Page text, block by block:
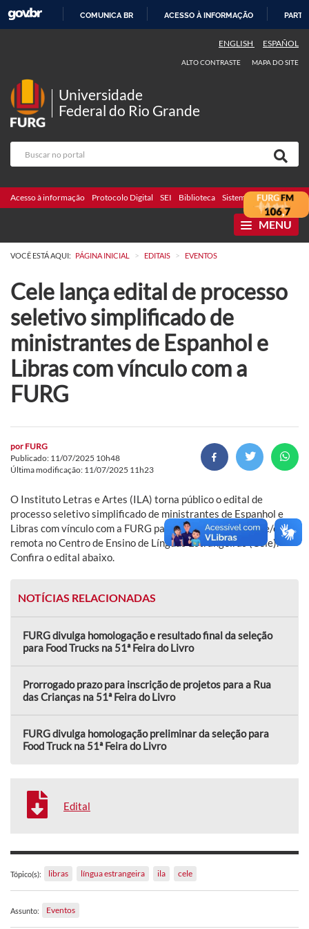
COMUNICA BR ACESSO À INFORMAÇÃO
ENGLISH ESPAÑOL
ALTO CONTRASTE MAPA DO SITE
Universidade
Federal do Rio Grande
Acesso à informação Protocolo Digital SEI Biblioteca Sistemas Webmail
MENU
VOCÊ ESTÁ AQUI: PÁGINA INICIAL > EDITAIS > EVENTOS
Cele lança edital de processo
seletivo simplificado de
ministrantes de Espanhol e
Libras com vínculo com a
FURG
por FURG
Publicado: 11/07/2025 10h48
Última modificação: 11/07/2025 11h23
O Instituto Letras e Artes (ILA) torna público o edital de
processo seletivo simplificado de ministrantes de Espanhol e
Libras com vínculo com a FURG para atuação presencial e/ou
remota no Centro de Ensino de Línguas Estrangeiras (Cele).
Confira o edital abaixo.
NOTÍCIAS RELACIONADAS
FURG divulga homologação e resultado final da seleção
para Food Trucks na 51ª Feira do Livro
Prorrogado prazo para inscrição de projetos para a Rua
das Crianças na 51ª Feira do Livro
FURG divulga homologação preliminar da seleção para
Food Truck na 51ª Feira do Livro
Edital
Tópico(s): libras língua estrangeira ila cele
Assunto: Eventos